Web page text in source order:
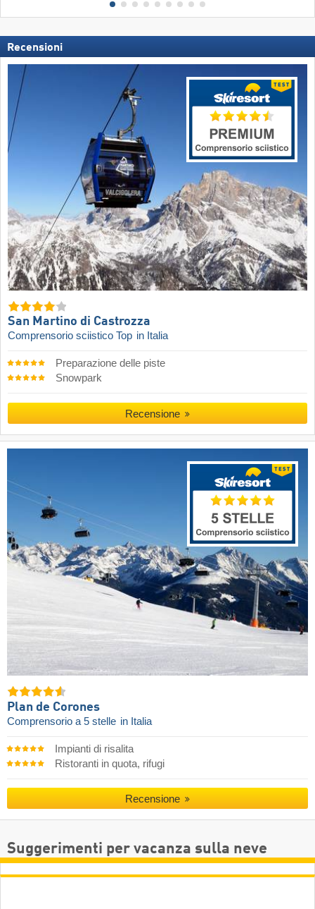
Recensioni
San Martino di Castrozza
Comprensorio sciistico Top in Italia
Preparazione delle piste
Snowpark
Recensione
Plan de Corones
Comprensorio a 5 stelle in Italia
Impianti di risalita
Ristoranti in quota, rifugi
Recensione
Suggerimenti per vacanza sulla neve